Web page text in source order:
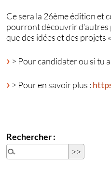
Ce sera la 26ème édition et
pourront découvrir
que des idées et des
> Pour candidater ou si tu
> Pour en savoir plus :
Rechercher :